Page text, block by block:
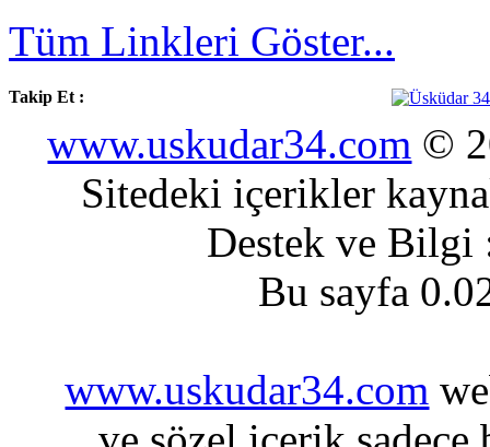
Tüm Linkleri Göster...
Takip Et :
www.uskudar34.com ©
Sitedeki içerikler
Destek ve
Bu sayfa
www.uskudar34.com